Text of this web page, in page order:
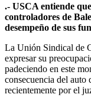
.- USCA entiende
controladores de
desempeño de sus
La Unión Sindical de
expresar su
padeciendo en este
consecuencia del auto
recientemente por el